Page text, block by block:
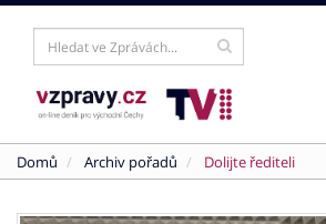
Domů Archiv pořadů Dolijte řediteli